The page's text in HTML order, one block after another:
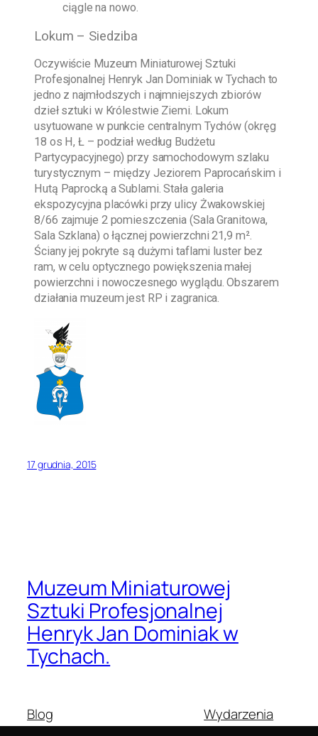
ciągle na nowo.
Lokum – Siedziba
Oczywiście Muzeum Miniaturowej Sztuki
Profesjonalnej Henryk Jan Dominiak w Tychach to
jedno z najmłodszych i najmniejszych zbiorów
dzieł sztuki w Królestwie Ziemi. Lokum
usytuowane w punkcie centralnym Tychów (okręg
18 os H, Ł – podział według Budżetu
Partycypacyjnego) przy samochodowym szlaku
turystycznym – między Jeziorem Paprocańskim i
Hutą Paprocką a Sublami. Stała galeria
ekspozycyjna placówki przy ulicy Żwakowskiej
8/66 zajmuje 2 pomieszczenia (Sala Granitowa,
Sala Szklana) o łącznej powierzchni 21,9 m².
Ściany jej pokryte są dużymi taflami luster bez
ram, w celu optycznego powiększenia małej
powierzchni i nowoczesnego wyglądu. Obszarem
działania muzeum jest RP i zagranica.
17 grudnia, 2015
Muzeum Miniaturowej
Sztuki Profesjonalnej
Henryk Jan Dominiak w
Tychach.
Blog
O nas
Wydarzenia
Sklep